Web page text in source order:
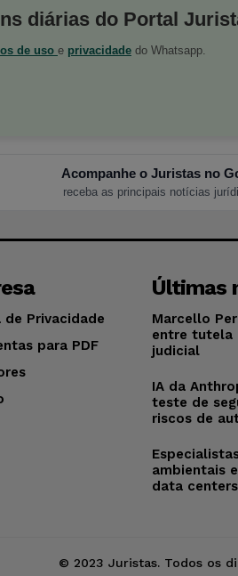
diárias do Portal
de uso e privacidade do Whatsapp.
Acompanhe o Juristas no
receba as principais notícias
Privacidade
para PDF
Últimas
Marcello
entre tutela
judicial
IA da
teste de
riscos de
ambientais
data
© 2023 Juristas. Todos os